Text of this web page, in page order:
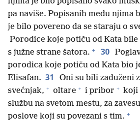
pa naviše. Popisanih među njima
je bilo povereno da se staraju o
Porodice koje potiču od Kata bile
s južne strane šatora. + 30
porodica koje potiču od Kata bio
Elisafan. 31 Oni su bili zaduženi
svećnjak, + oltare + i pribor + koji
službu na svetom mestu, za zavesu
poslove koji su povezani s tim. +